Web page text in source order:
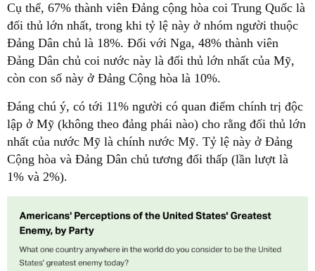
Cụ thể, 67% thành viên Đảng cộng hòa coi Trung Quốc là
đối thủ lớn nhất, trong khi tỷ lệ này ở nhóm người thuộc
Đảng Dân chủ là 18%. Đối với Nga, 48% thành viên
Đảng Dân chủ coi nước này là đối thủ lớn nhất của Mỹ,
còn con số này ở Đảng Cộng hòa là 10%.
Đáng chú ý, có tới 11% người có quan điểm chính trị độc
lập ở Mỹ (không theo đảng phái nào) cho rằng đối thủ lớn
nhất của nước Mỹ là chính nước Mỹ. Tỷ lệ này ở Đảng
Cộng hòa và Đảng Dân chủ tương đối thấp (lần lượt là
1% và 2%).